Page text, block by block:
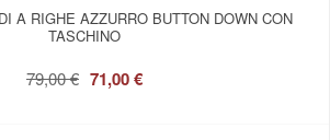
A RIGHE AZZURRO BUTTON DOWN CON
TASCHINO
79,00 € 71,00 €